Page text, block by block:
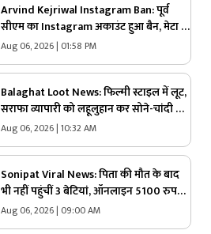
Arvind Kejriwal Instagram Ban: पूर्व
सीएम का Instagram अकाउंट हुआ बैन, मेटा से
मांगा जवाब, मोदी सरकार पर लगाया ये आरोप
Aug 06, 2026 | 01:58 PM
Balaghat Loot News: फिल्मी स्टाइल में लूट,
सराफा व्यापारी को लहूलुहान कर सोने-चांदी से
भरा बैग छीनकर फरार हुए बदमाश, पूरे शहर में
नाकेबंदी
Aug 06, 2026 | 10:32 AM
Sonipat Viral News: पिता की मौत के बाद
भी नहीं पहुंचीं 3 बेटियां, ऑनलाइन 5100 रुपए
भेजकर कराया अंतिम संस्कार, वीडियो कॉल पर
बोली- “अभी और कितना टाइम लगेगा?”
Aug 06, 2026 | 09:00 AM